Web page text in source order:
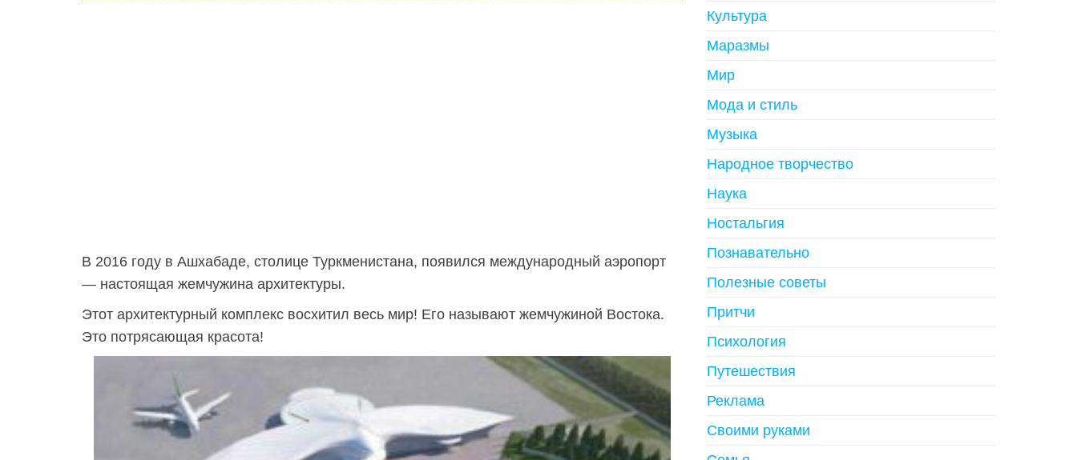
В 2016 году в Ашхабаде, столице Туркменистана, появился международный аэропорт
— настоящая жемчужина архитектуры.
Этот архитектурный комплекс восхитил весь мир! Его называют жемчужиной Востока.
Это потрясающая красота!
Культура
Маразмы
Мир
Мода и стиль
Музыка
Народное творчество
Наука
Ностальгия
Познавательно
Полезные советы
Притчи
Психология
Путешествия
Реклама
Своими руками